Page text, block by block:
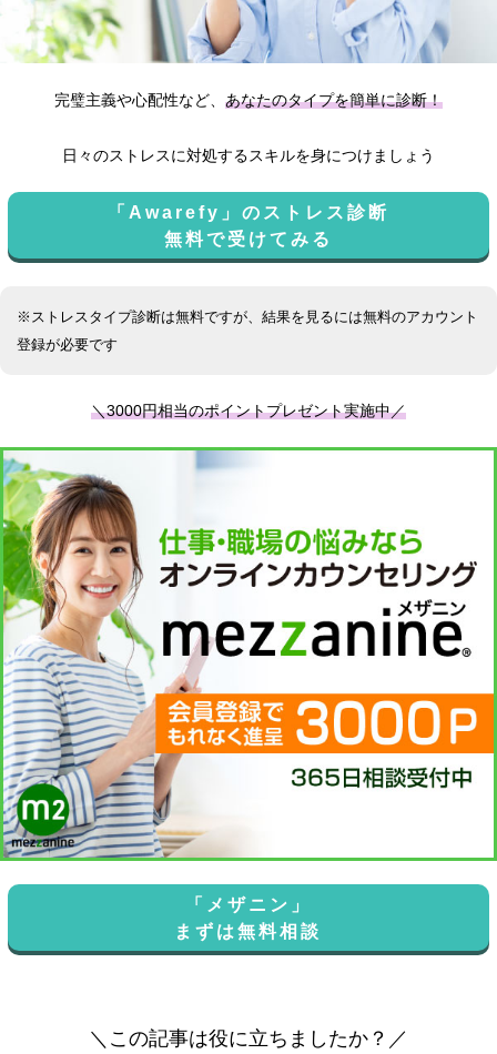
完璧主義や心配性など、 あなたのタイプを簡単に診断！
日々のストレスに対処するスキルを身につけましょう
「Awarefy」のストレス診断
無料で受けてみる
※ストレスタイプ診断は無料ですが、結果を見るには無料のアカウント
登録が必要です
＼3000円相当のポイントプレゼント実施中／
「メザニン」
まずは無料相談
＼この記事は役に立ちましたか？／